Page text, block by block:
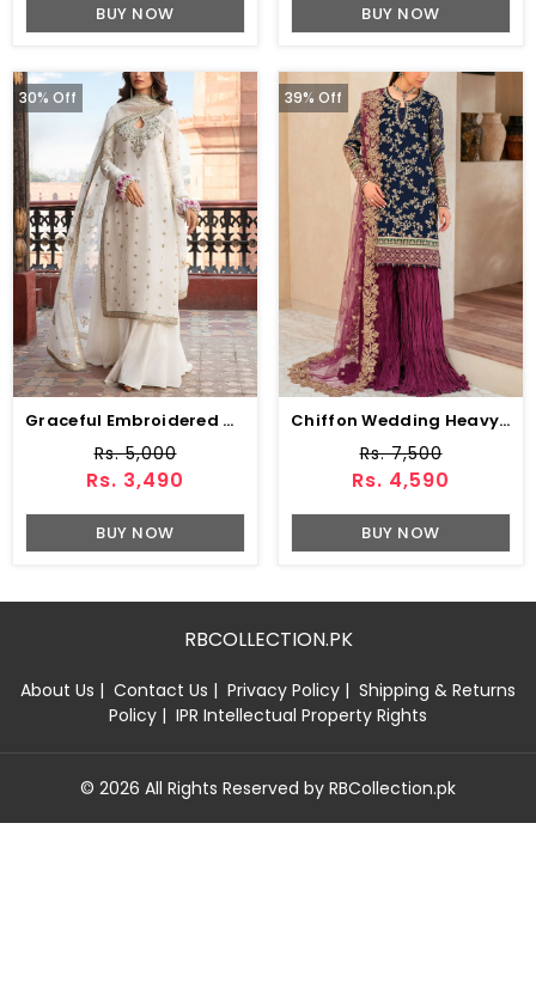
BUY NOW BUY NOW
30% Off
Graceful Embroidered White Chiffon Dress With 4-Sided Embroidered NET Dupatta (Unstitched) (CHI-1083)
Rs. 5,000
Rs. 3,490
BUY NOW
39% Off
Chiffon Wedding Heavy Embroidered Dress With 4-Sided Embroidered NET Dupatta (Unstitched) (CHI-1086)
Rs. 7,500
Rs. 4,590
BUY NOW
RBCOLLECTION.PK
About Us | Contact Us | Privacy Policy | Shipping & Returns
Policy | IPR Intellectual Property Rights
© 2026 All Rights Reserved by RBCollection.pk